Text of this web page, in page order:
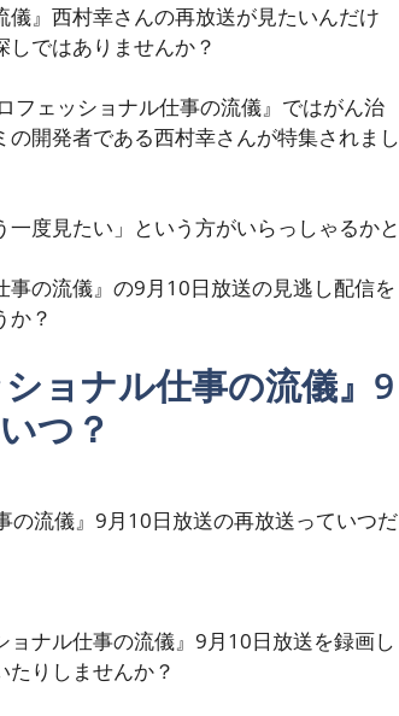
儀』西村幸さんの再放送が見たいんだけ
しではありませんか？
フェッショナル仕事の流儀』ではがん治
開発者である西村幸さんが特集されまし
一度見たい」 という方がいらっしゃるかと
の流儀』の9月10日放送の見逃し配信を
か？
ョナル仕事の流儀』9
つ？
の流儀』9月10日放送の再放送っていつだ
ョナル仕事の流儀』9月10日放送を録画し
りしませんか？